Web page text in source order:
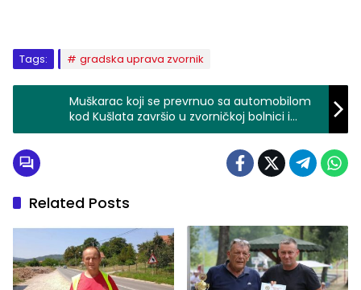
Tags: gradska uprava zvornik
Muškarac koji se prevrnuo sa automobilom
kod Kušlata završio u zvorničkoj bolnici i
dobio kaznu (FOTO)
Related Posts